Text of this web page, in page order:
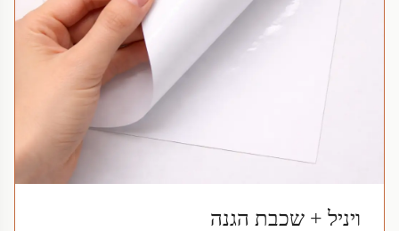
ויניל + שכבת הגנה